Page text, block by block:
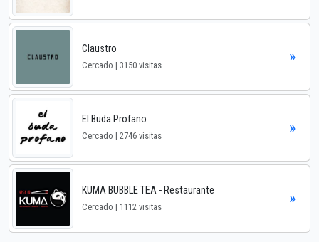
Claustro
Cercado | 3150 visitas »
El Buda Profano
Cercado | 2746 visitas »
KUMA BUBBLE TEA - Restaurante
Cercado | 1112 visitas »